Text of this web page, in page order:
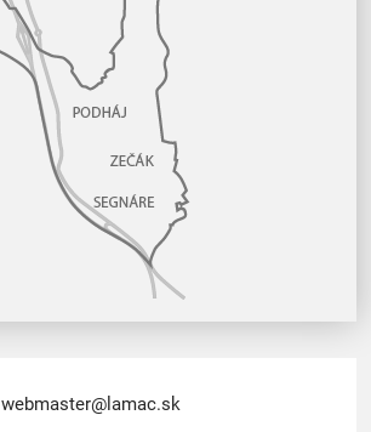
webmaster@lamac.sk